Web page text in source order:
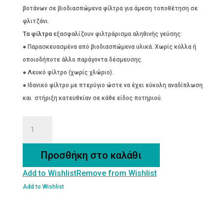
βοτάνων σε βιοδιασπώμενα φίλτρα για άμεση τοποθέτηση σε
φλιτζάνι.
Τα φίλτραεξασφαλίζουν φιλτράρισμα αληθινής γεύσης:
● Παρασκευασμένα από βιοδιασπώμενα υλικά. Χωρίς κόλλα ή
οποιοδήποτε άλλο παράγοντα δέσμευσης.
● Λευκό φίλτρο (χωρίς χλώριο).
● Ιδανικό φίλτρο με πτερύγιο ώστε να έχει εύκολη αναδίπλωση
και στήριξη κατευθείαν σε κάθε είδος ποτηριού.
ΑΤΟΜΙΚΗ
ΜΕΡΙΔΑ
ποσότητα
Προσθήκη στο καλάθι
Add to WishlistRemove from Wishlist
Add to Wishlist